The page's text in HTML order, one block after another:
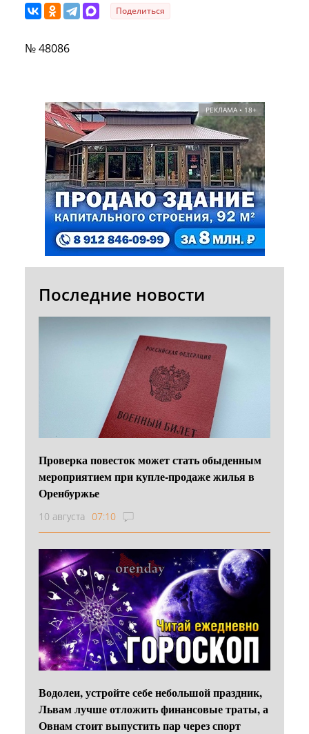
Поделиться
№ 48086
РЕКЛАМА • 18+
Последние новости
Проверка повесток может стать обыденным
мероприятием при купле-продаже жилья в
Оренбуржье
10 августа 07:10
Водолеи, устройте себе небольшой праздник,
Львам лучше отложить финансовые траты, а
Овнам стоит выпустить пар через спорт